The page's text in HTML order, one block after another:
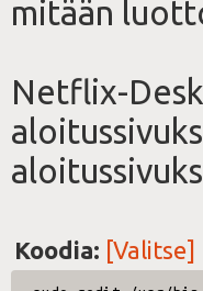
mitään
Netflix-
Koodia: [Valitse]